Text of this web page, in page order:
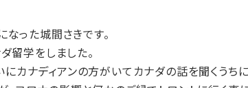
った城間さきです。
留学をしました。
カナディアンの方がいてカナダの話を聞くうち